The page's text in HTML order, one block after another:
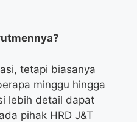
tetapi biasanya
minggu hingga
lebih detail dapat
pihak HRD J&T